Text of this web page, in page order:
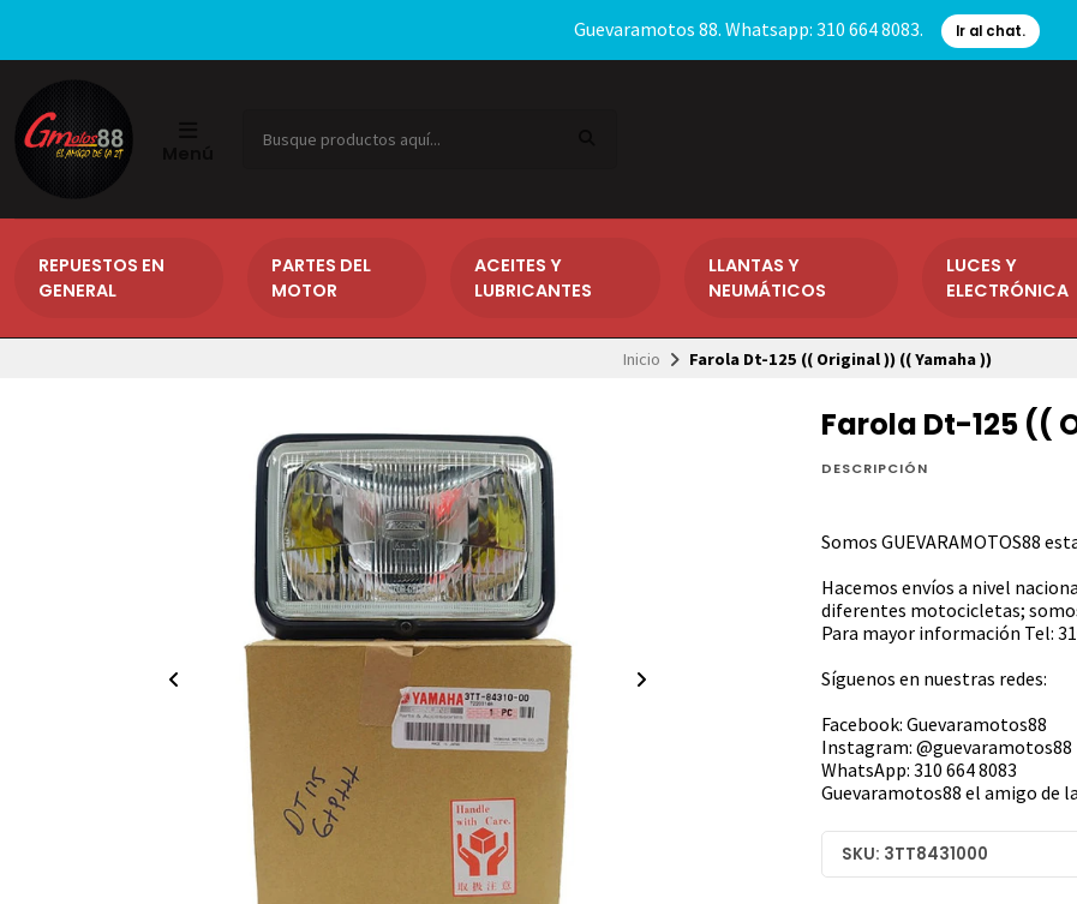
Guevaramotos 88. Whatsapp: 310 664 8083. Ir al chat.
REPUESTOS EN
GENERAL
PARTES DEL
MOTOR
ACEITES Y
LUBRICANTES
LLANTAS Y
NEUMÁTICOS
LUCES Y
ELECTRÓNICA
Inicio Farola Dt-125 (( Original )) (( Yamaha ))
Farola Dt-125 ((
DESCRIPCIÓN
Somos GUEVARAMOTOS88
Hacemos envíos a nivel
diferentes motocicletas;
Para mayor información Tel:
Síguenos en nuestras redes:
Facebook: Guevaramotos88
Instagram: @guevaramotos88
WhatsApp: 310 664 8083
Guevaramotos88 el amigo de
SKU: 3TT8431000